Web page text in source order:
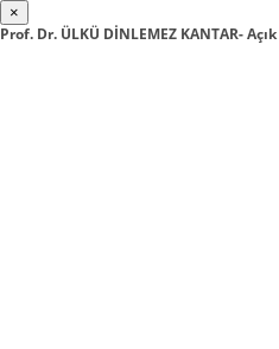
×
Prof. Dr. ÜLKÜ DİNLEMEZ KANTAR-